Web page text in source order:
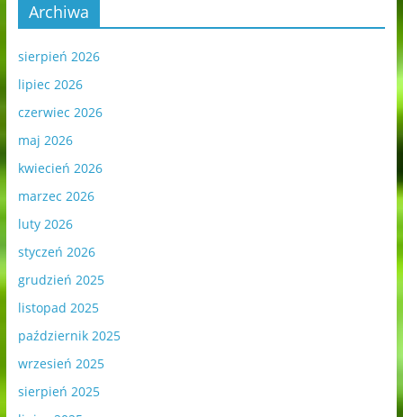
Archiwa
sierpień 2026
lipiec 2026
czerwiec 2026
maj 2026
kwiecień 2026
marzec 2026
luty 2026
styczeń 2026
grudzień 2025
listopad 2025
październik 2025
wrzesień 2025
sierpień 2025